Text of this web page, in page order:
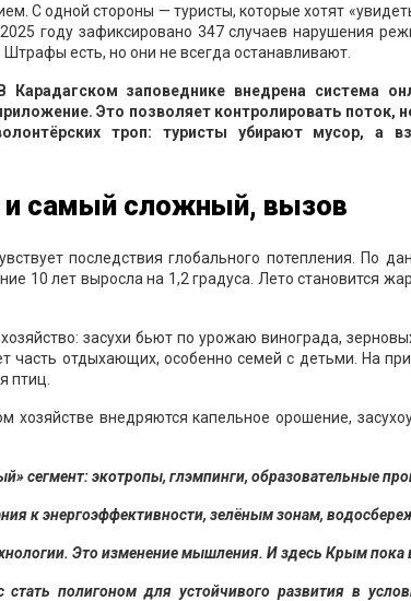
С одной стороны — туристы, которые хотят
году зафиксировано 347 случаев нарушения
Штрафы есть, но они не всегда останавливают.
В Карадагском заповеднике внедрена система
Это позволяет контролировать поток,
троп: туристы убирают мусор, а
и самый сложный, вызов
последствия глобального потепления. По
10 лет выросла на 1,2 градуса. Лето становится
засухи бьют по урожаю винограда,
часть отдыхающих, особенно семей с детьми. На
птиц.
хозяйстве внедряются капельное орошение,
сегмент: экотропы, глэмпинги, образовательные
к энергоэффективности, зелёным зонам,
Это изменение мышления. И здесь Крым пока
полигоном для устойчивого развития в